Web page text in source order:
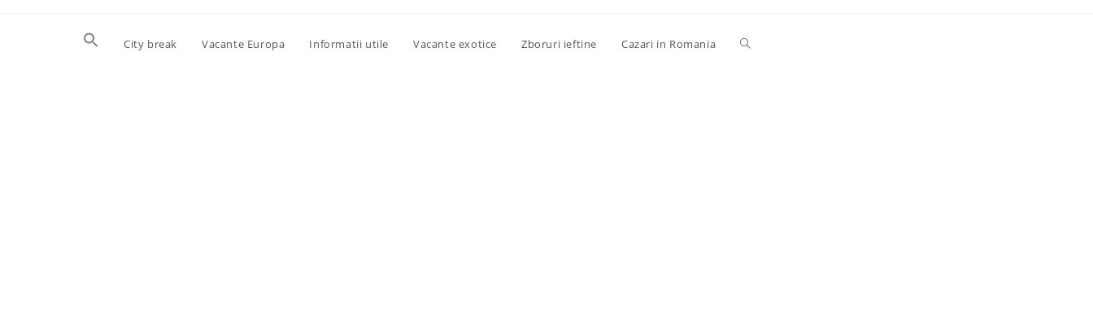
City break Vacante Europa Informatii utile Vacante exotice Zboruri ieftine Cazari in Romania Toggle